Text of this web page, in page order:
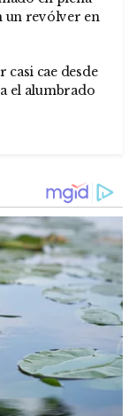
un revólver en
cae desde
el alumbrado